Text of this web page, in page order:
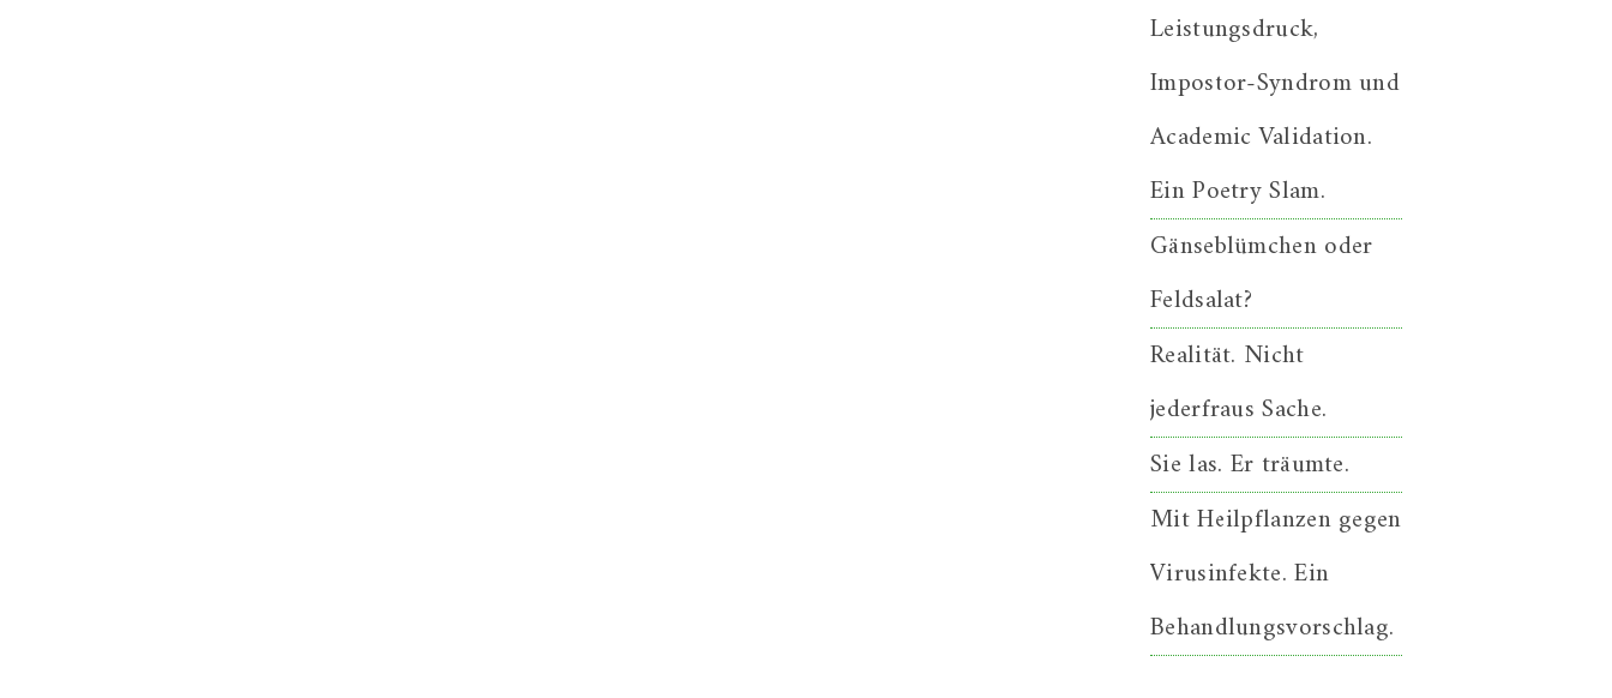
Leistungsdruck,
Impostor-Syndrom und
Academic Validation.
Ein Poetry Slam.
Gänseblümchen oder
Feldsalat?
Realität. Nicht
jederfraus Sache.
Sie las. Er träumte.
Mit Heilpflanzen gegen
Virusinfekte. Ein
Behandlungsvorschlag.